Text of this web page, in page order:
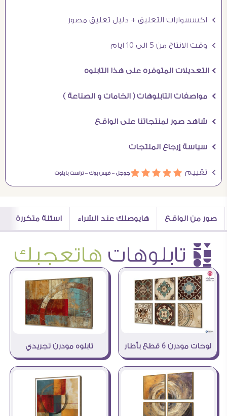
Ö اكسسوارات التعليق + دليل تعليق مصور
Ö وقت الانتاج من 5 الى 10 ايام
Ö التعديلات المتوفره على هذا التابلوه
Ö مواصفات التابلوهات ( الخامات و الصناعة )
Ö شاهد صور لمنتجاتنا على الواقع
Ö سياسة إرجاع المنتجات
Ö تقييم áááááجوجل –فيس بوك –تراست بايلوت
صور من الواقع هايوصلك عند الشراء اسئلة متكررة
è تابلوهات هاتعجبك
لوحات مودرن 6 قطع بأطار تابلوه مودرن تجريدي